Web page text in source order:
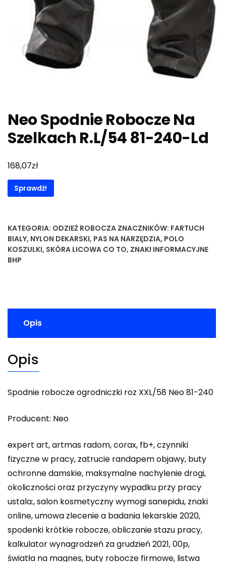
Neo Spodnie Robocze Na
Szelkach R.L/54 81-240-Ld
168,07zł
Sprawdź!
KATEGORIA: ODZIEŻ ROBOCZA ZNACZNIKÓW: FARTUCH
BIALY, NYLON DEKARSKI, PAS NA NARZĘDZIA, POLO
KOSZULKI, SKÓRA LICOWA CO TO, ZNAKI INFORMACYJNE
BHP
Opis
Opis
Spodnie robocze ogrodniczki roz XXL/58 Neo 81-240
Producent: Neo
expert art, artmas radom, corax, fb+, czynniki
fizyczne w pracy, zatrucie randapem objawy, buty
ochronne damskie, maksymalne nachylenie drogi,
okoliczności oraz przyczyny wypadku przy pracy
ustala:, salon kosmetyczny wymogi sanepidu, znaki
online, umowa zlecenie a badania lekarskie 2020,
spodenki krótkie robocze, obliczanie stazu pracy,
kalkulator wynagrodzeń za grudzień 2021, 00p,
światła na magnes, buty robocze firmowe, listwa